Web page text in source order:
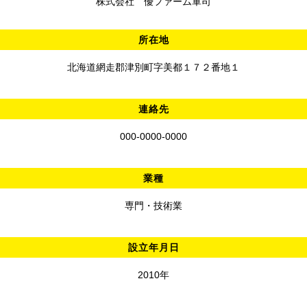
所在地
北海道網走郡津別町字美都１７２番地１
連絡先
000-0000-0000
業種
専門・技術業
設立年月日
2010年